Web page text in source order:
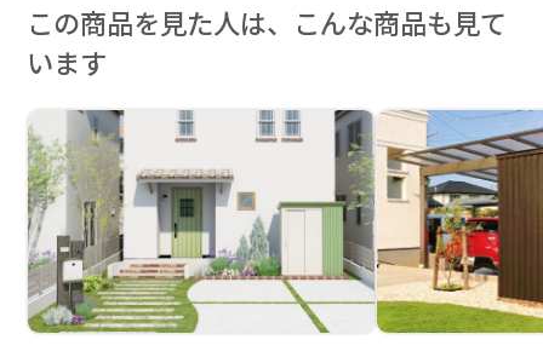
この商品を見た人は、こんな商品も見て
います